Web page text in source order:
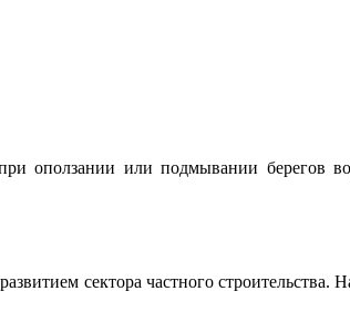
оползании или подмывании берегов
сектора частного